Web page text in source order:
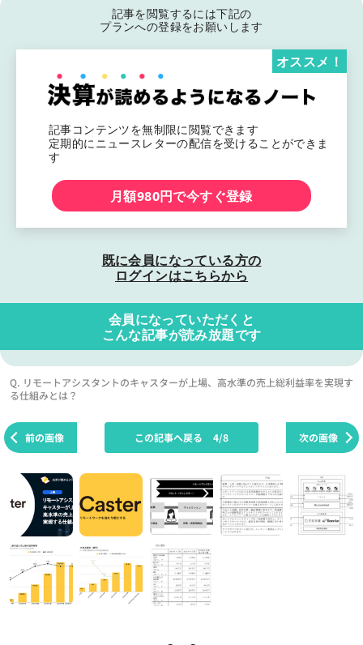
記事を閲覧するには下記の
プランへの登録をお願いします
記事コンテンツを無制限に閲覧できます
定期的にニュースレターの配信を受けることができま
す
オススメ！
月額980円で今すぐ登録
既に会員になっている方の
ログインはこちらから
会員になっていただくと
こんな記事が読み放題です
Q. リモートアシスタントのキャスターが上場、高水準の売上総利益率を実現す
る仕組みとは？
前の画像 次の画像
この記事へ戻る 4/8